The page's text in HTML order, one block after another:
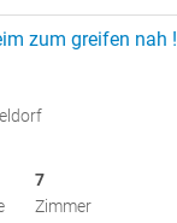
zum greifen nah !
7
Zimmer